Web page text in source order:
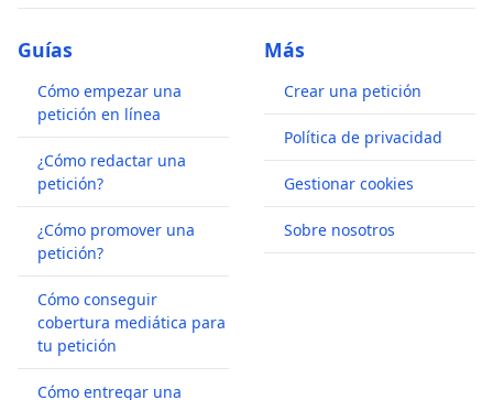
Guías
Cómo empezar una
petición en línea
¿Cómo redactar una
petición?
¿Cómo promover una
petición?
Cómo conseguir
cobertura mediática para
tu petición
Cómo entregar una
Más
Crear una petición
Política de privacidad
Gestionar cookies
Sobre nosotros